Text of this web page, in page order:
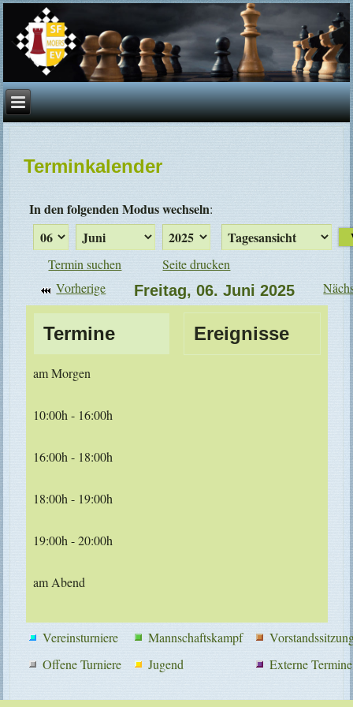
Terminkalender
In den folgenden Modus wechseln:
Termin suchen
Seite drucken
Vorherige
Freitag, 06. Juni 2025
Termine
am Morgen
10:00h - 16:00h
16:00h - 18:00h
18:00h - 19:00h
19:00h - 20:00h
am Abend
Ereignisse
Vereinsturniere Mannschaftskampf
Offene Turniere
Jugend Externe Termine